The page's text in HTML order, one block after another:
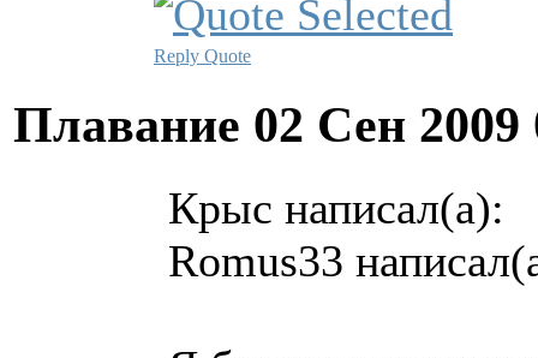
Reply Quote
Плавание 02 Сен
Крыс написал(а):
Romus33